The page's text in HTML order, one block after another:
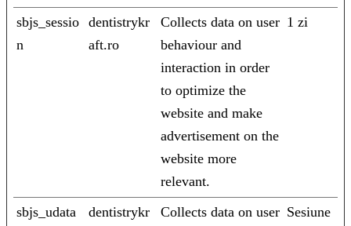
sbjs_sessio
n
dentistrykr
aft.ro
Collects data on user
behaviour and
interaction in order
to optimize the
website and make
advertisement on the
website more
relevant.
1 zi
sbjs_udata
dentistrykr
Collects data on user Sesiune